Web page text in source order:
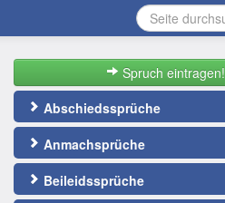
Spruch eintragen!
Abschiedssprüche
Anmachsprüche
Beileidssprüche